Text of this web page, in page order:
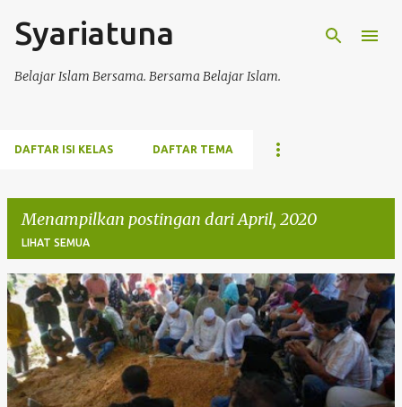
Syariatuna
Belajar Islam Bersama. Bersama Belajar Islam.
DAFTAR ISI KELAS DAFTAR TEMA
Menampilkan postingan dari April, 2020
LIHAT SEMUA
P
o
s
t